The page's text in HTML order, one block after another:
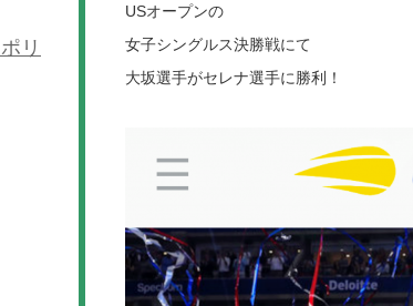
リ
USオープンの
女子シングルス決勝戦にて
大坂選手がセレナ選手に勝利！